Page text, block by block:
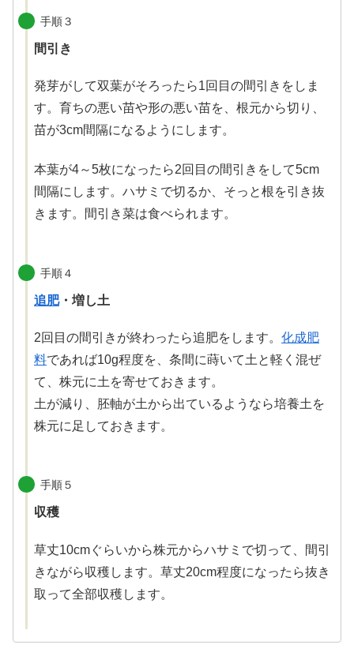
手順３
間引き
発芽がして双葉がそろったら1回目の間引きをしま
す。育ちの悪い苗や形の悪い苗を、根元から切り、
苗が3cm間隔になるようにします。
本葉が4～5枚になったら2回目の間引きをして5cm
間隔にします。ハサミで切るか、そっと根を引き抜
きます。間引き菜は食べられます。
手順４
追肥・増し土
2回目の間引きが終わったら追肥をします。 化成肥
料であれば10g程度を、条間に蒔いて土と軽く混ぜ
て、株元に土を寄せておきます。
土が減り、胚軸が土から出ているようなら培養土を
株元に足しておきます。
手順５
収穫
草丈10cmぐらいから株元からハサミで切って、間引
きながら収穫します。草丈20cm程度になったら抜き
取って全部収穫します。